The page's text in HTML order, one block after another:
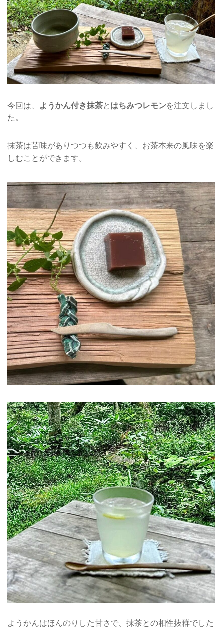
今回は、 ようかん付き抹茶と はちみつレモンを注文しまし
た。
抹茶は苦味がありつつも飲みやすく、お茶本来の風味を楽
しむことができます。
ようかんはほんのりした甘さで、抹茶との相性抜群でした